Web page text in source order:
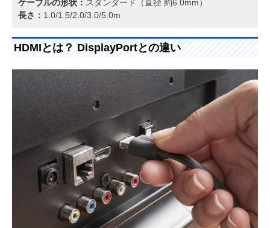
ケーブルの形状： スタンダード（直径 約6.0mm）
長さ： 1.0/1.5/2.0/3.0/5.0m
HDMIとは？ DisplayPortとの違い